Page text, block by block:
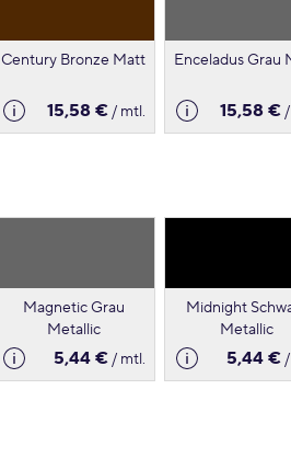
Century Bronze Matt
15,58 €/ mtl.
Enceladus Grau
15,58 €
Magnetic Grau
Metallic
5,44 €/ mtl.
Midnight
Metallic
5,44 €